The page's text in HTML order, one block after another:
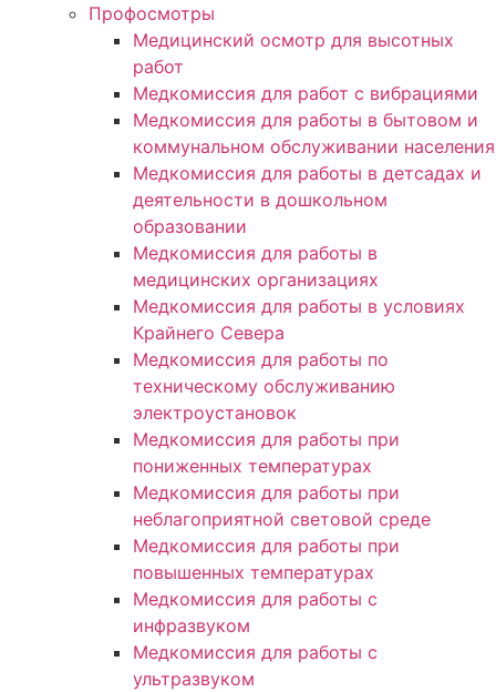
Профосмотры
Медицинский осмотр для высотных
работ
Медкомиссия для работ с вибрациями
Медкомиссия для работы в бытовом и
коммунальном обслуживании населения
Медкомиссия для работы в детсадах и
деятельности в дошкольном
образовании
Медкомиссия для работы в
медицинских организациях
Медкомиссия для работы в условиях
Крайнего Севера
Медкомиссия для работы по
техническому обслуживанию
электроустановок
Медкомиссия для работы при
пониженных температурах
Медкомиссия для работы при
неблагоприятной световой среде
Медкомиссия для работы при
повышенных температурах
Медкомиссия для работы с
инфразвуком
Медкомиссия для работы с
ультразвуком